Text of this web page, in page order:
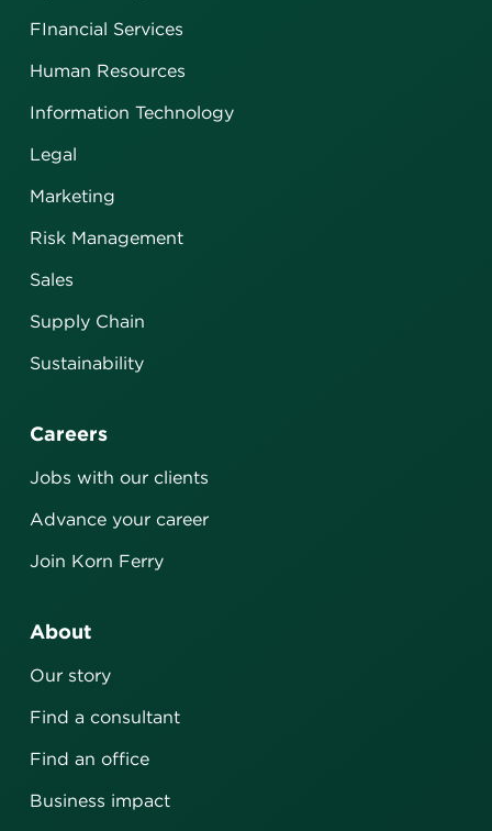
FInancial Services
Human Resources
Information Technology
Legal
Marketing
Risk Management
Sales
Supply Chain
Sustainability
Careers
Jobs with our clients
Advance your career
Join Korn Ferry
About
Our story
Find a consultant
Find an office
Business impact